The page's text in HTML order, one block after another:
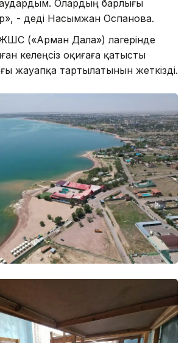
Олардың барлығы
- деді Насымжан Оспанова.
(«Арман Дала») лагерінде
келеңсіз оқиғаға қатысты
жауапқа тартылатынын жеткізді.